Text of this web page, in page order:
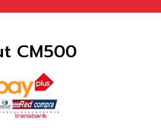
CM500